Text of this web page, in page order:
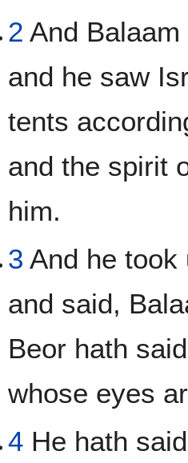
2 And
and he saw
tents
and the spirit
him.
3 And he took
and said,
Beor hath
whose eyes
4 He hath